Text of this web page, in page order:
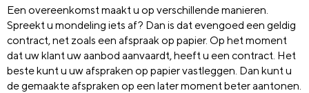
Een overeenkomst maakt u op verschillende manieren.
Spreekt u mondeling iets af? Dan is dat evengoed een geldig
contract, net zoals een afspraak op papier. Op het moment
dat uw klant uw aanbod aanvaardt, heeft u een contract. Het
beste kunt u uw afspraken op papier vastleggen. Dan kunt u
de gemaakte afspraken op een later moment beter aantonen.